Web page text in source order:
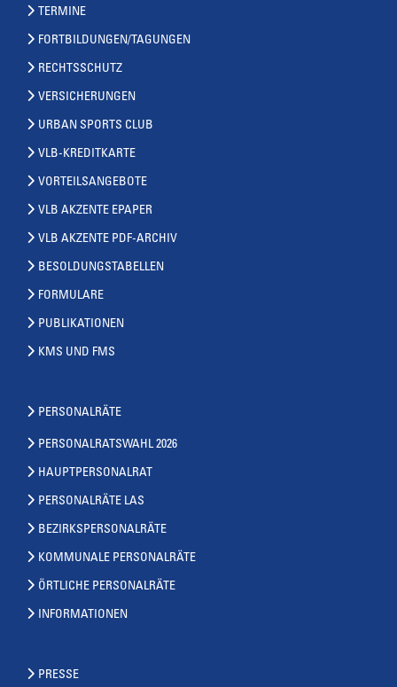
TERMINE
FORTBILDUNGEN/TAGUNGEN
RECHTSSCHUTZ
VERSICHERUNGEN
URBAN SPORTS CLUB
VLB-KREDITKARTE
VORTEILSANGEBOTE
VLB AKZENTE EPAPER
VLB AKZENTE PDF-ARCHIV
BESOLDUNGSTABELLEN
FORMULARE
PUBLIKATIONEN
KMS UND FMS
PERSONALRÄTE
PERSONALRATSWAHL 2026
HAUPTPERSONALRAT
PERSONALRÄTE LAS
BEZIRKSPERSONALRÄTE
KOMMUNALE PERSONALRÄTE
ÖRTLICHE PERSONALRÄTE
INFORMATIONEN
PRESSE